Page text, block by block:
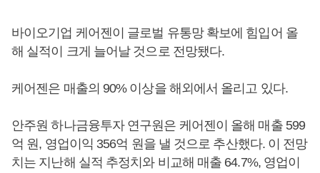
바이오기업 케어젠이 글로벌 유통망 확보에 힘입어 올
해 실적이 크게 늘어날 것으로 전망됐다.
케어젠은 매출의 90% 이상을 해외에서 올리고 있다.
안주원 하나금융투자 연구원은 케어젠이 올해 매출 599
억 원, 영업이익 356억 원을 낼 것으로 추산했다. 이 전망
치는 지난해 실적 추정치와 비교해 매출 64.7%, 영업이